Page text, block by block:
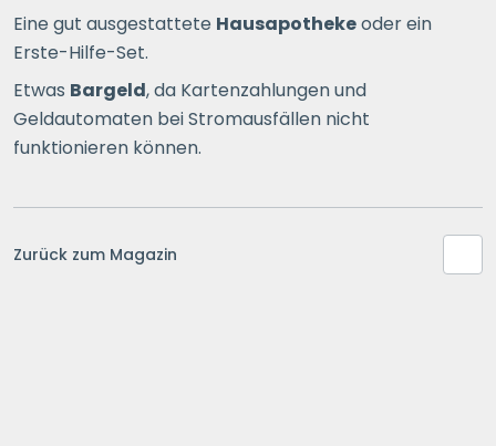
Eine gut ausgestattete Hausapothekeoder ein
Erste-Hilfe-Set.
Etwas Bargeld, da Kartenzahlungen und
Geldautomaten bei Stromausfällen nicht
funktionieren können.
Zurück zum Magazin